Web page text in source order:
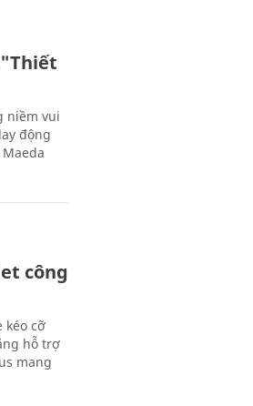
niềm vui
động
công
kéo cỡ
hỗ trợ
mang